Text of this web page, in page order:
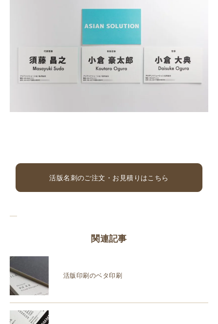
活版名刺のご注文・お見積りはこちら
関連記事
活版印刷のベタ印刷